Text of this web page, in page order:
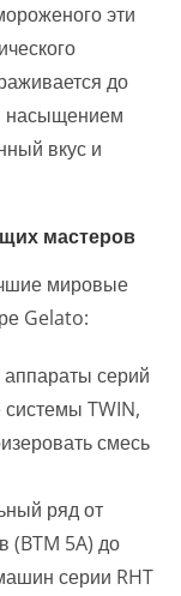
эти
до
насыщением
вкус и
мастеров
мировые
Gelato:
серий
TWIN,
смесь
ряд от
(BTM 5A) до
серии RHT